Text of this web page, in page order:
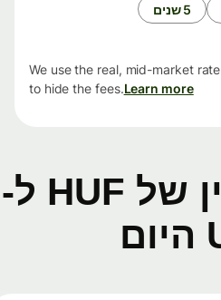
5 שנים
We use the real, mid-market
to hide the fees.Learn more
שערי חליפין של HUF ל-